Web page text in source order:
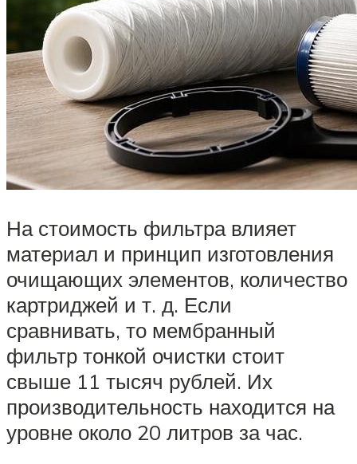
На стоимость фильтра влияет
материал и принцип изготовления
очищающих элементов, количество
картриджей и т. д. Если
сравнивать, то мембранный
фильтр тонкой очистки стоит
свыше 11 тысяч рублей. Их
производительность находится на
уровне около 20 литров за час.